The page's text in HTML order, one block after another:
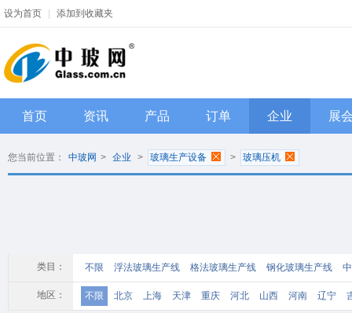
设为首页 添加到收藏夹
首页 资讯 产品 订单 企业 展
您当前位置： 中玻网 > 企业 > 玻璃生产设备 > 玻璃压机
类目： 不限 浮法玻璃生产线 格法玻璃生产线 钢化玻璃生产线
热熔炉
玻璃钻孔机
地区： 不限 北京 上海 天津 重庆 河北 山西 河南 辽宁